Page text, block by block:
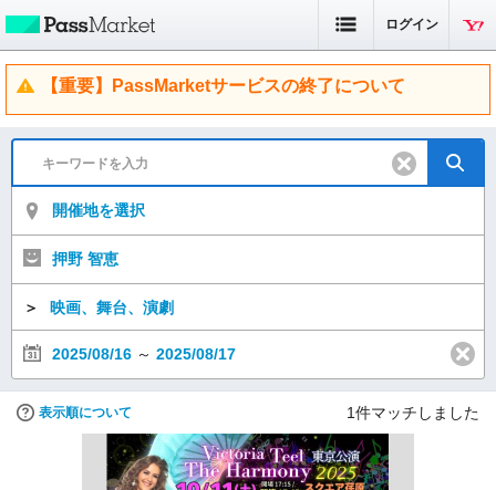
ログイン
【重要】PassMarketサービスの終了について
開催地を選択
押野 智恵
＞ 映画、舞台、演劇
2025/08/16 ～ 2025/08/17
表示順について 1件マッチしました